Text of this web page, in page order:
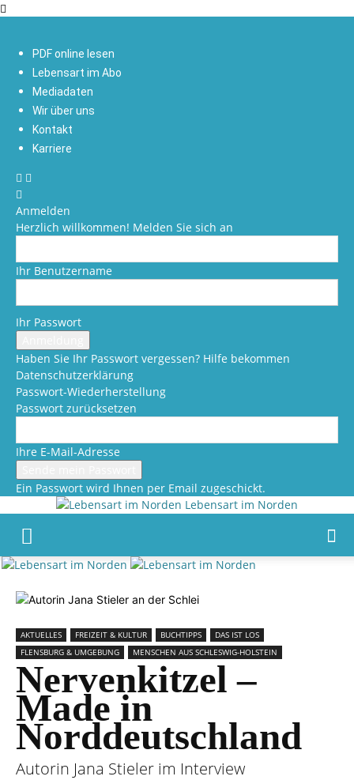
PDF online lesen
Lebensart im Abo
Mediadaten
Wir über uns
Kontakt
Karriere
Anmelden
Herzlich willkommen! Melden Sie sich an
Ihr Benutzername
Ihr Passwort
Haben Sie Ihr Passwort vergessen? Hilfe bekommen
Datenschutzerklärung
Passwort-Wiederherstellung
Passwort zurücksetzen
Ihre E-Mail-Adresse
Ein Passwort wird Ihnen per Email zugeschickt.
Lebensart im Norden
AKTUELLES FREIZEIT & KULTUR BUCHTIPPS
DAS IST LOS
FLENSBURG & UMGEBUNG
MENSCHEN AUS SCHLESWIG-HOLSTEIN
Nervenkitzel –
Made in
Norddeutschland
Autorin Jana Stieler im Interview